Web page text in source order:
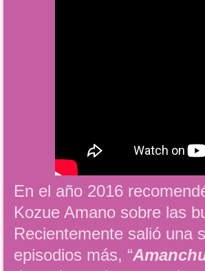
En el año 2016
Kozue Amano sobre las
Recientemente salió una
episodios más, “